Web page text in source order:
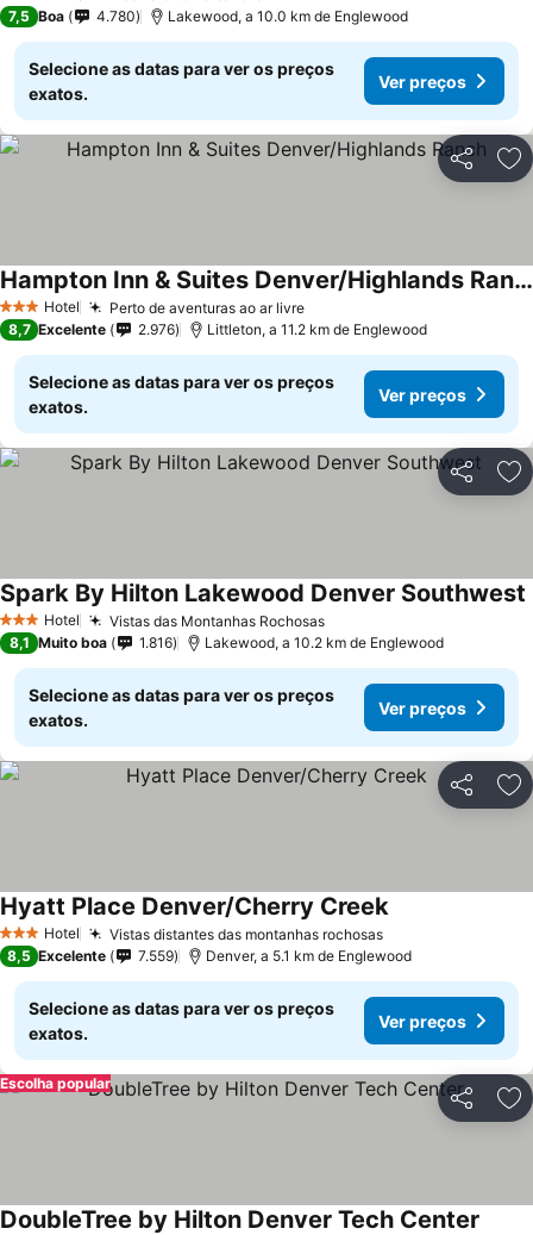
7,5 Boa 4.780 Lakewood, a 10.0 km de Englewood
Selecione as datas para ver os preços
exatos.
Ver preços
Partilhar
3 EstrelasHotel Perto de aventuras ao ar livre
Hampton Inn & Suites Denver/Highlands Ranch
8,7 Excelente 2.976 Littleton, a 11.2 km de Englewood
Selecione as datas para ver os preços
exatos.
Ver preços
Partilhar
3 EstrelasHotel Vistas das Montanhas Rochosas
Spark By Hilton Lakewood Denver Southwest
8,1 Muito boa 1.816 Lakewood, a 10.2 km de Englewood
Selecione as datas para ver os preços
exatos.
Ver preços
Partilhar
3 EstrelasHotel Vistas distantes das montanhas rochosas
Hyatt Place Denver/Cherry Creek
8,5 Excelente 7.559 Denver, a 5.1 km de Englewood
Selecione as datas para ver os preços
exatos.
Ver preços
Partilhar
Escolha popular
DoubleTree by Hilton Denver Tech Center